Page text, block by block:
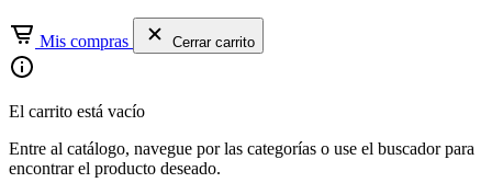
Mis compras Cerrar carrito
El carrito está vacío
Entre al catálogo, navegue por las categorías o use el buscador para
encontrar el producto deseado.